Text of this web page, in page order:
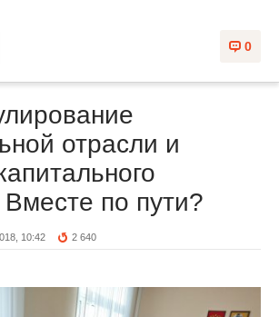
0
отрасли и
по пути?
10:42 2 640